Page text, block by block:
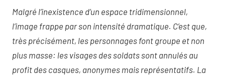
Malgré l’inexistence d’un espace tridimensionnel,
l’image frappe par son intensité dramatique. C’est que,
très précisément, les personnages font groupe et non
plus masse: les visages des soldats sont annulés au
profit des casques, anonymes mais représentatifs. La